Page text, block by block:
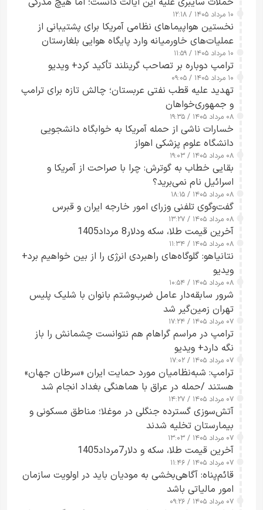
ارائه نکرد
۱۰ مرداد ۱۴۰۵ / ۱۲:۱۸
نخستین هواپیماهای نظامی آمریکا برای پشتیبانی از
عملیات‌های خاورمیانه وارد پایگاه هوایی بلغارستان
شدند
۱۰ مرداد ۱۴۰۵ / ۱۱:۵۹
ترامپ دوباره بر تصاحب گرینلند تأکید کرد+ ویدیو
۱۰ مرداد ۱۴۰۵ / ۰۹:۰۵
تهدید علیه قطب نفتی عربستان؛ چالش تازه برای ترامپ
و جمهوری‌خواهان
۰۸ مرداد ۱۴۰۵ / ۱۹:۳۵
خسارات ناشی از حمله آمریکا به خوابگاه دانشجویی
دانشگاه علوم پزشکی اهواز
۰۸ مرداد ۱۴۰۵ / ۱۹:۰۳
بقایی خطاب به گوترش: چرا با صراحت از آمریکا و
اسرائیل نام نمی‌برید؟
۰۸ مرداد ۱۴۰۵ / ۱۸:۱۵
گفت‌وگوی تلفنی وزرای امور خارجه ایران و قبرس
۰۸ مرداد ۱۴۰۵ / ۱۳:۲۷
آخرین قیمت طلا، سکه ودلار8 مرداد1405
۰۸ مرداد ۱۴۰۵ / ۱۱:۳۴
نتانیاهو: گلوگاه‌های راهبردی انرژی را از بین خواهیم برد+
ویدیو
۰۸ مرداد ۱۴۰۵ / ۱۰:۵۴
شرور سابقه‌دار عامل ضرب‌وشتم بانوان با شلیک پلیس
تهران زمین‌گیر شد
۰۷ مرداد ۱۴۰۵ / ۱۷:۲۴
ترامپ در مراسم گراهام هم نتوانست چشمانش را باز
نگه دارد+ ویدیو
۰۷ مرداد ۱۴۰۵ / ۱۷:۰۲
ترامپ: شبه‌نظامیان مورد حمایت ایران «سرطان جهان»
هستند /حمله در عراق با هماهنگی بغداد انجام شد
۰۷ مرداد ۱۴۰۵ / ۱۴:۲۷
آتش‌سوزی گسترده جنگلی در موغلا؛ مناطق مسکونی و
بیمارستان تخلیه شدند
۰۷ مرداد ۱۴۰۵ / ۱۳:۰۳
آخرین قیمت طلا، سکه و دلار7مرداد1405
۰۷ مرداد ۱۴۰۵ / ۱۱:۴۶
قائم‌پناه: آگاهی‌بخشی به مودیان باید در اولویت سازمان
امور مالیاتی باشد
۰۷ مرداد ۱۴۰۵ / ۰۹:۲۶